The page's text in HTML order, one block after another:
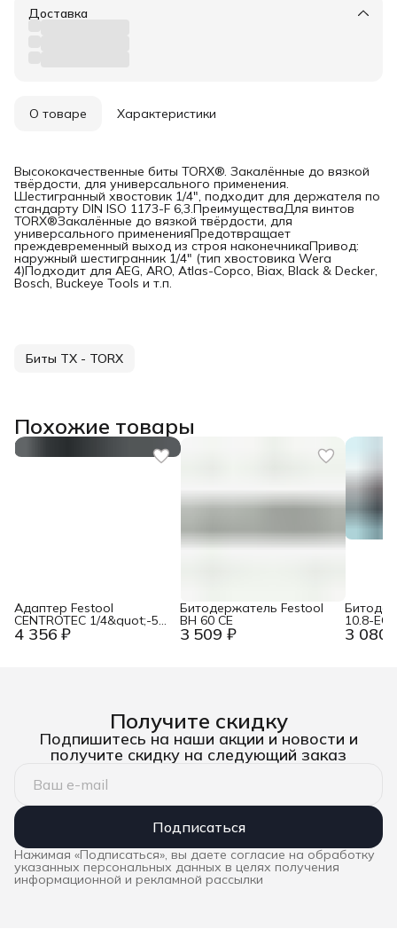
Доставка
О товаре Характеристики
Высококачественные биты TORX®. Закалённые до вязкой
твёрдости, для универсального применения.
Шестигранный хвостовик 1/4", подходит для держателя по
стандарту DIN ISO 1173-F 6,3.ПреимуществаДля винтов
TORX®Закалённые до вязкой твёрдости, для
универсального примененияПредотвращает
преждевременный выход из строя наконечникаПривод:
наружный шестигранник 1/4" (тип хвостовика Wera
4)Подходит для AEG, ARO, Atlas-Copco, Biax, Black & Decker,
Bosch, Buckeye Tools и т.п.
Биты TX - TORX
Похожие товары
4 356 ₽
Адаптер Festool
CENTROTEC 1/4&quot;-50
CE/KG 3 509 ₽
Битодержатель Festool
BH 60 CE
3 080
10.8-EC
Получите скидку
Подпишитесь на наши акции и новости и
получите скидку на следующий заказ
Подписаться
Нажимая «Подписаться», вы даете согласие на обработку
указанных персональных данных в целях получения
информационной и рекламной рассылки